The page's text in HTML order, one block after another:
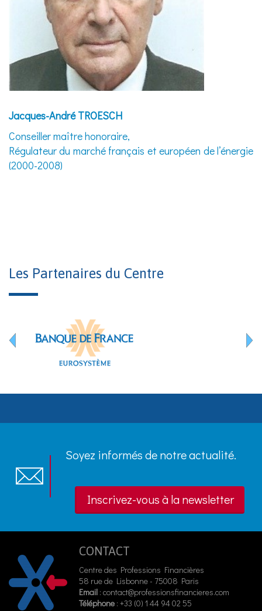
Jacques-André TROESCH
Conseiller maître honoraire,
​​​​​​​Régulateur du marché français et européen de l’énergie
(2000-2008)
Les Partenaires du Centre
Soyez informés de notre actualité.
Inscrivez-vous à la newsletter
CONTACT
Centre des Professions Financières
58 rue de Lisbonne - 75008 Paris
Email : contact@professionsfinancieres.com
Téléphone : +33 (0) 1 44 94 02 55